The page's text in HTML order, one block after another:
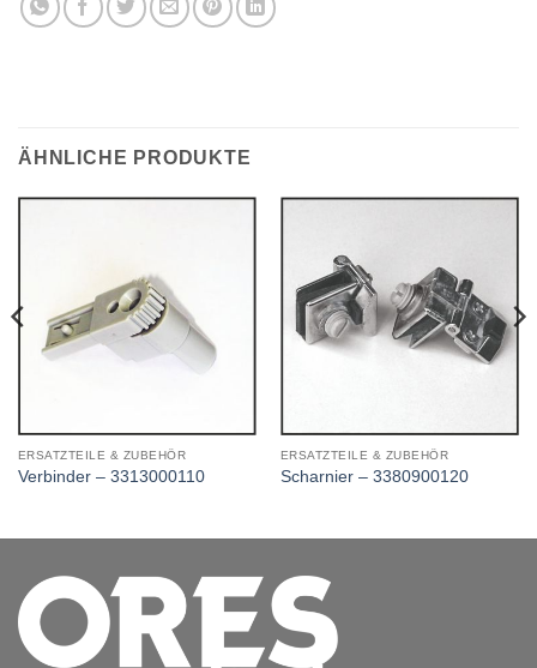
ÄHNLICHE PRODUKTE
ERSATZTEILE & ZUBEHÖR
Verbinder – 3313000110
ERSATZTEILE & ZUBEHÖR
Scharnier – 3380900120